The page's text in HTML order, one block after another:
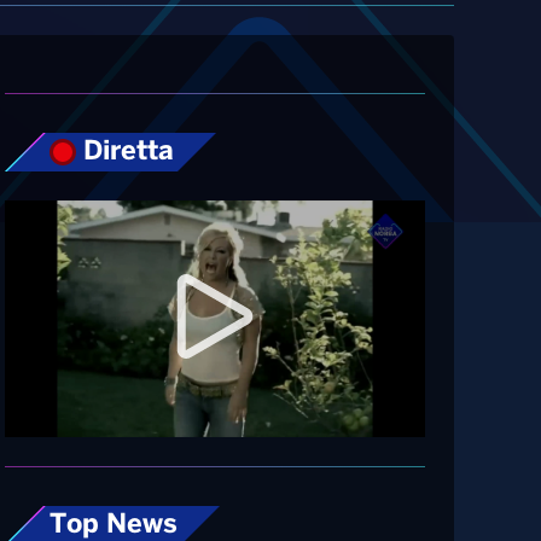
Diretta
Top News